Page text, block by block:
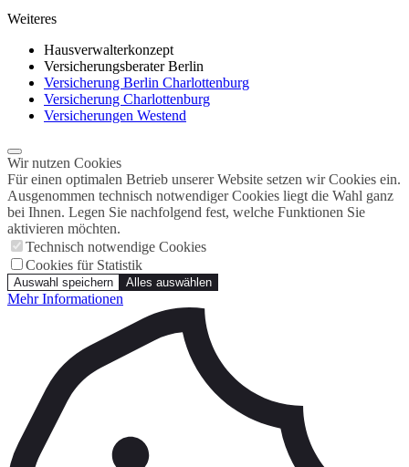
Weiteres
Hausverwalterkonzept
Versicherungsberater Berlin
Versicherung Berlin Charlottenburg
Versicherung Charlottenburg
Versicherungen Westend
Wir nutzen Cookies
Für einen optimalen Betrieb unserer Website setzen wir Cookies ein.
Ausgenommen technisch notwendiger Cookies liegt die Wahl ganz
bei Ihnen. Legen Sie nachfolgend fest, welche Funktionen Sie
aktivieren möchten.
Technisch notwendige Cookies
Cookies für Statistik
Auswahl speichern Alles auswählen
Mehr Informationen